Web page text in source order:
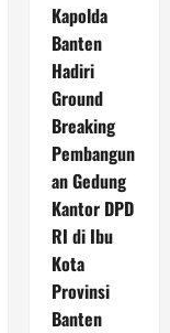
Kapolda
Banten
Hadiri
Ground
Breaking
Pembangun
an Gedung
Kantor DPD
RI di Ibu
Kota
Provinsi
Banten